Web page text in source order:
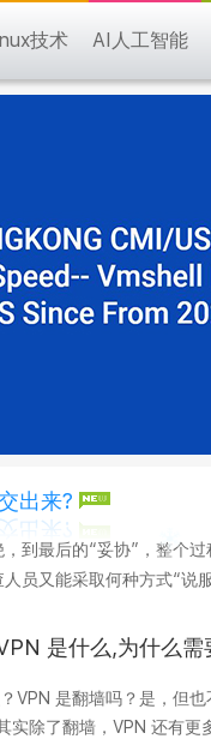
技术 AI人工智能
出来?
到最后的“妥协”，整个
员又能采取何种方式“说
是什么,为什么需
VPN 是翻墙吗？是，但
实除了翻墙，VPN 还有